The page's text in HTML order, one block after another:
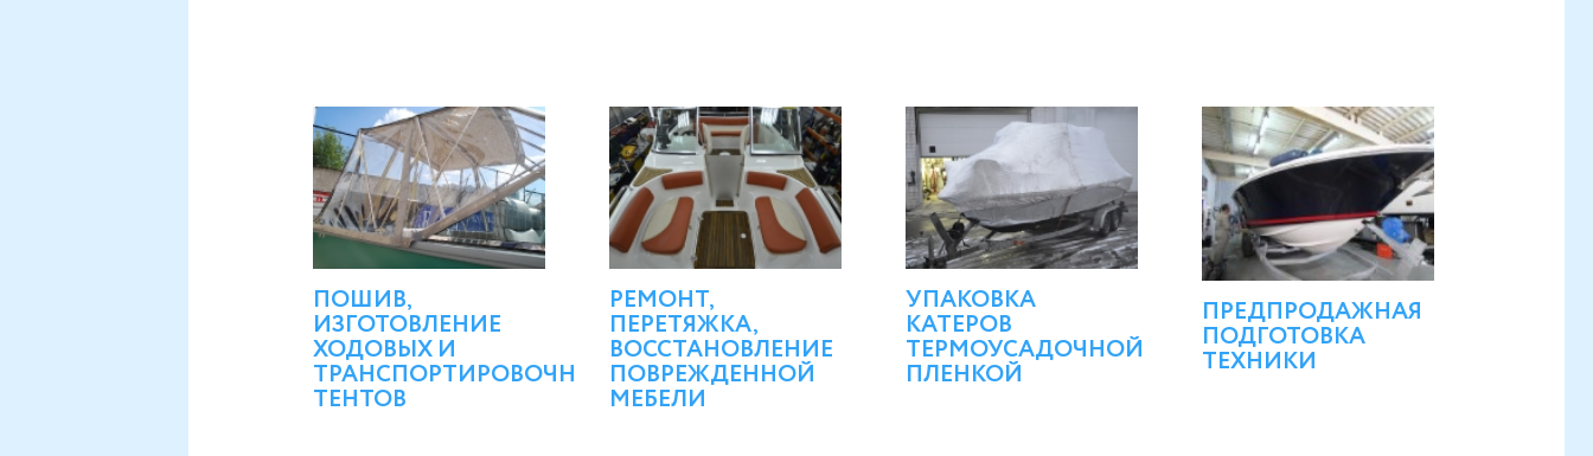
ПОШИВ,
ИЗГОТОВЛЕНИЕ
ХОДОВЫХ И
ТРАНСПОРТИРОВОЧНЫХ
ТЕНТОВ
РЕМОНТ,
ПЕРЕТЯЖКА,
ВОССТАНОВЛЕНИЕ
ПОВРЕЖДЕННОЙ
МЕБЕЛИ
УПАКОВКА
КАТЕРОВ
ТЕРМОУСАДОЧНОЙ
ПЛЕНКОЙ
ПРЕДПРОДАЖНАЯ
ПОДГОТОВКА
ТЕХНИКИ